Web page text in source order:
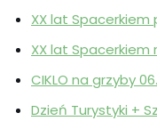
XX lat Spacerkiem
XX lat Spacerkiem
CIKLO na grzyby
Dzień Turystyki +